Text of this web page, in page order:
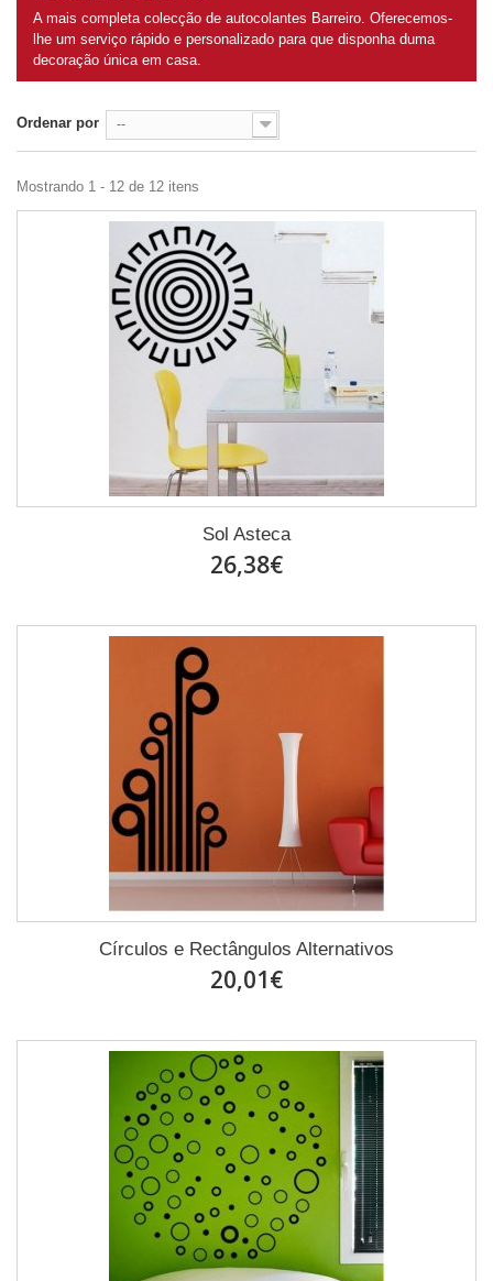
A mais completa colecção de autocolantes Barreiro. Oferecemos-
lhe um serviço rápido e personalizado para que disponha duma
decoração única em casa.
Ordenar por --
Mostrando 1 - 12 de 12 itens
Sol Asteca
26,38€
Círculos e Rectângulos Alternativos
20,01€